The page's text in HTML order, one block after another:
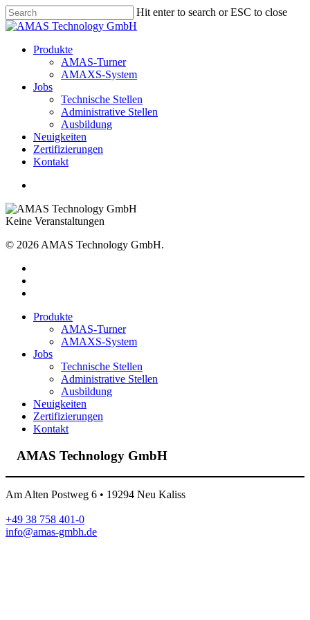
Skip
to
content
Hit enter to search or ESC to close
Close
Menu
Produkte
AMAS-Turner
AMAXS-System
Jobs
Technische Stellen
Administrative Stellen
Ausbildung
Neuigkeiten
Zer­ti­fi­zie­rungen
Kontakt
Keine Veranstaltungen
© 2026 AMAS Technology GmbH.
Close
Produkte
AMAS-Turner
AMAXS-System
Jobs
Technische Stellen
Administrative Stellen
Ausbildung
Neuigkeiten
Zer­ti­fi­zie­rungen
Kontakt
AMAS Technology GmbH
Am Alten Postweg 6 • 19294 Neu Kaliss
+49 38 758 401-0
info@amas-gmbh.de